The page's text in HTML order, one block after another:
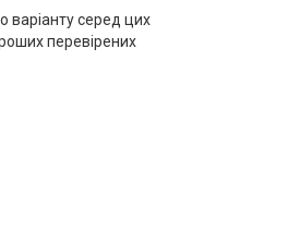
варіанту серед цих
перевірених